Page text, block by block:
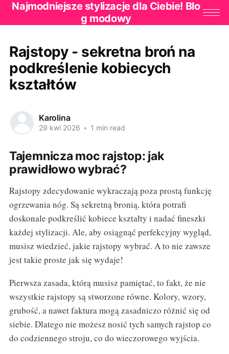
Najmodniejsze stylizacje dla Ciebie! Blo
g modowy
Rajstopy - sekretna broń na
podkreślenie kobiecych
kształtów
Karolina
29 kwi 2026 • 1 min read
Tajemnicza moc rajstop: jak
prawidłowo wybrać?
Rajstopy zdecydowanie wykraczają poza prostą funkcję
ogrzewania nóg. Są sekretną bronią, która potrafi
doskonale podkreślić kobiece kształty i nadać fineszki
każdej stylizacji. Ale, aby osiągnąć perfekcyjny wygląd,
musisz wiedzieć, jakie rajstopy wybrać. A to nie zawsze
jest takie proste jak się wydaje!
Pierwsza zasada, którą musisz pamiętać, to fakt, że nie
wszystkie rajstopy są stworzone równe. Kolory, wzory,
grubość, a nawet faktura mogą zasadniczo różnić się od
siebie. Dlatego nie możesz nosić tych samych rajstop co
do codziennego stroju, co do wieczorowego wyjścia.